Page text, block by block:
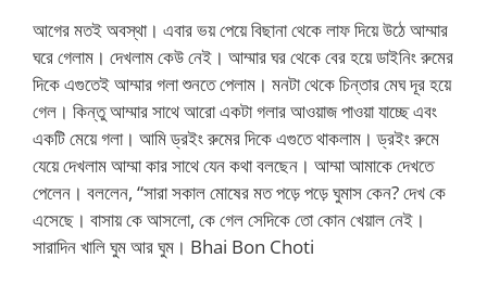
আগের মতই অবস্থা। এবার ভয় পেয়ে বিছানা থেকে লাফ দিয়ে উঠে আম্মার
ঘরে গেলাম। দেখলাম কেউ নেই। আম্মার ঘর থেকে বের হয়ে ডাইনিং রুমের
দিকে এগুতেই আম্মার গলা শুনতে পেলাম। মনটা থেকে চিন্তার মেঘ দূর হয়ে
গেল। কিন্তু আম্মার সাথে আরো একটা গলার আওয়াজ পাওয়া যাচ্ছে এবং
একটি মেয়ে গলা। আমি ড্রইং রুমের দিকে এগুতে থাকলাম। ড্রইং রুমে
যেয়ে দেখলাম আম্মা কার সাথে যেন কথা বলছেন। আম্মা আমাকে দেখতে
পেলেন। বললেন, “সারা সকাল মোষের মত পড়ে পড়ে ঘুমাস কেন? দেখ কে
এসেছে। বাসায় কে আসলো, কে গেল সেদিকে তো কোন খেয়াল নেই।
সারাদিন খালি ঘুম আর ঘুম। Bhai Bon Choti